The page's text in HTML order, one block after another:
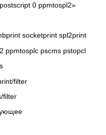
0 ppmtospl2»
socketprint spl2print
ppmtosplc pscms pstopcl
filter
filter